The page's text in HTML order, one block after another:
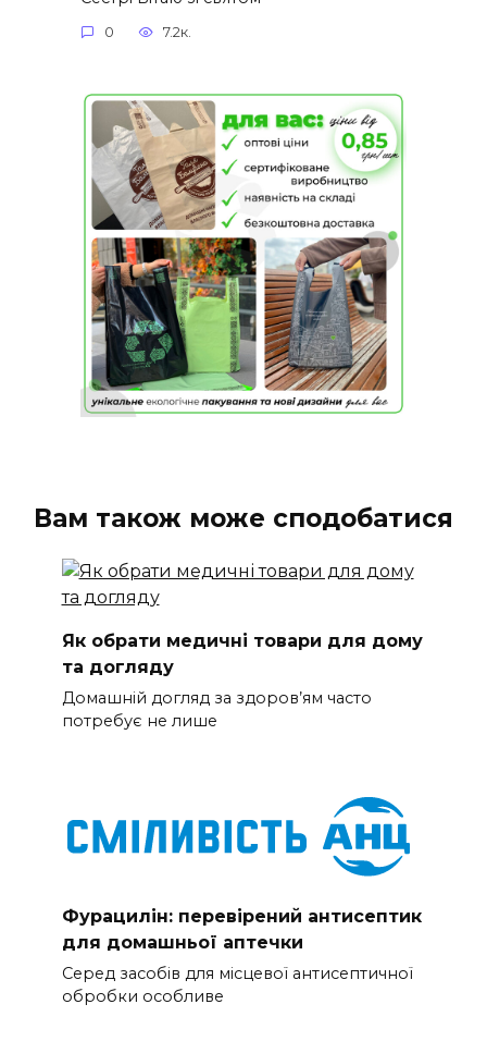
0 7.2к.
Вам також може сподобатися
Як обрати медичні товари для дому
та догляду
Домашній догляд за здоров’ям часто
потребує не лише
Фурацилін: перевірений антисептик
для домашньої аптечки
Серед засобів для місцевої антисептичної
обробки особливе